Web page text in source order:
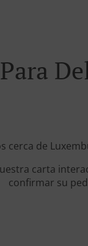
cerca de
carta
confirmar su